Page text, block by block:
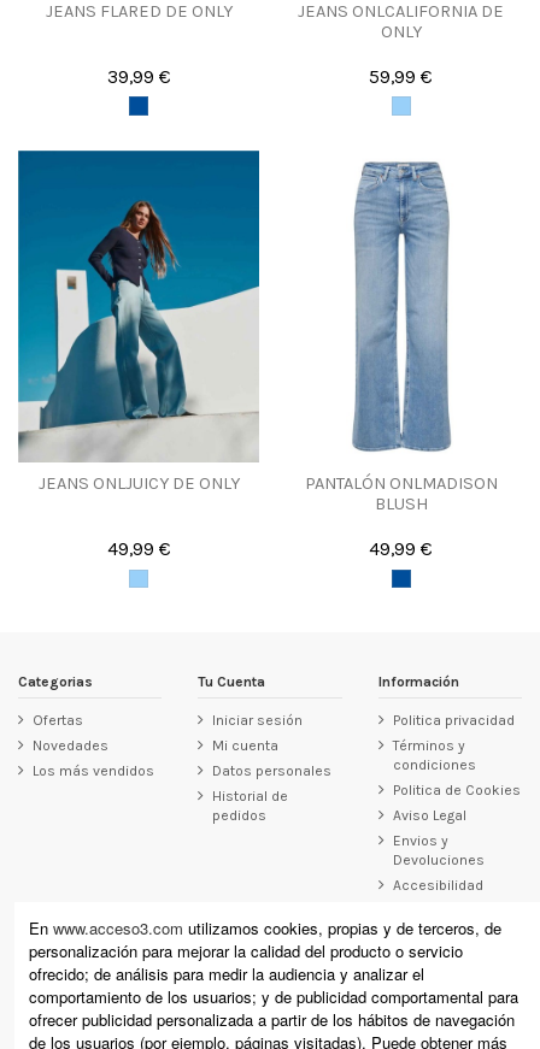
JEANS FLARED DE ONLY
39,99 €
JEANS ONLCALIFORNIA DE
ONLY
59,99 €
JEANS ONLJUICY DE ONLY
49,99 €
PANTALÓN ONLMADISON
BLUSH
49,99 €
Categorias
Ofertas
Novedades
Los más vendidos
Tu Cuenta
Iniciar sesión
Mi cuenta
Datos personales
Historial de
pedidos
Información
Politica privacidad
Términos y
condiciones
Politica de Cookies
Aviso Legal
Envios y
Devoluciones
Accesibilidad
Contacto
Acceso3
Raimundo Revilla 12, Laredo (Cantabria)
Calle Cervantes 11, Santoña (Cantabria)
+34 942 610 178 (laredo) +34 942 671 864 (Santoña)
En www.acceso3.com utilizamos cookies, propias y de terceros, de
personalización para mejorar la calidad del producto o servicio
ofrecido; de análisis para medir la audiencia y analizar el
comportamiento de los usuarios; y de publicidad comportamental para
ofrecer publicidad personalizada a partir de los hábitos de navegación
de los usuarios (por ejemplo, páginas visitadas). Puede obtener más